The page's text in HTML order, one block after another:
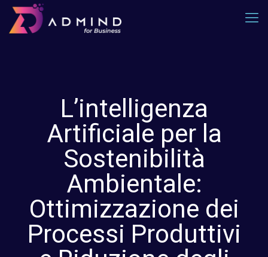
L’intelligenza
Artificiale per la
Sostenibilità
Ambientale:
Ottimizzazione dei
Processi Produttivi